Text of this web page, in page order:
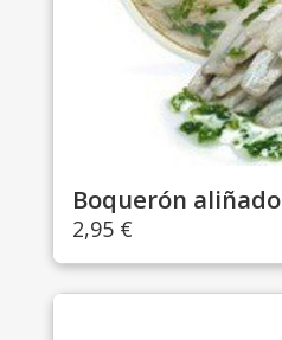
Boquerón aliñado
2,95 €